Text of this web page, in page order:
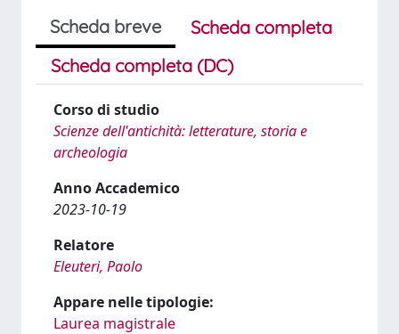
Scheda breve
Scheda completa
Scheda completa (DC)
Corso di studio
Scienze dell'antichità: letterature, storia e
archeologia
Anno Accademico
2023-10-19
Relatore
Eleuteri, Paolo
Appare nelle tipologie:
Laurea magistrale